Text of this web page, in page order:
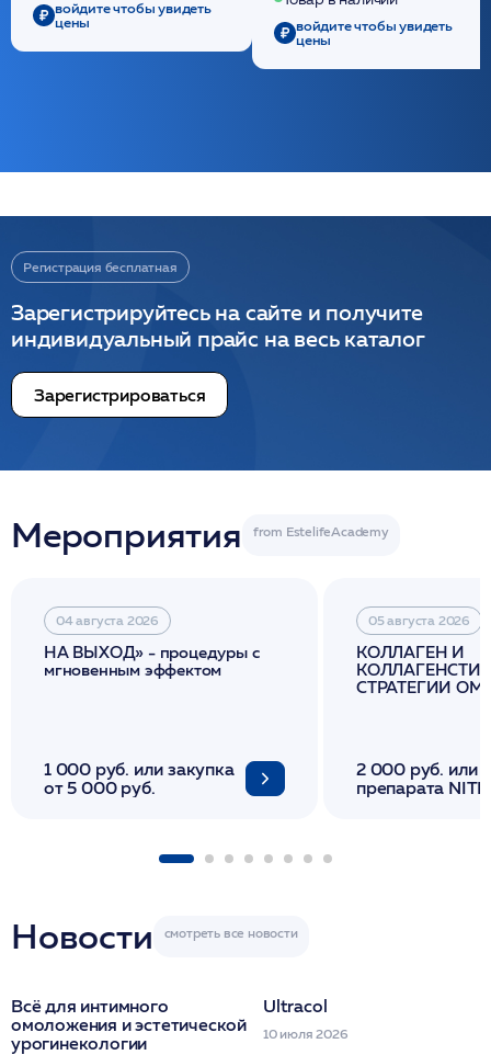
войдите чтобы увидеть
цены
войдите чтобы увидеть
цены
Регистрация бесплатная
Зарегистрируйтесь на сайте и получите
индивидуальный прайс на весь каталог
Зарегистрироваться
Мероприятия
04 августа 2026
НА ВЫХОД» - процедуры с
мгновенным эффектом
1 000 руб. или закупка
от 5 000 руб.
05 августа 2026
КОЛЛАГЕН И
СТРАТЕГИИ
2 000 руб. или
препарата
Новости
Всё для интимного
омоложения и эстетической
урогинекологии
Ultracol
10 июля 2026